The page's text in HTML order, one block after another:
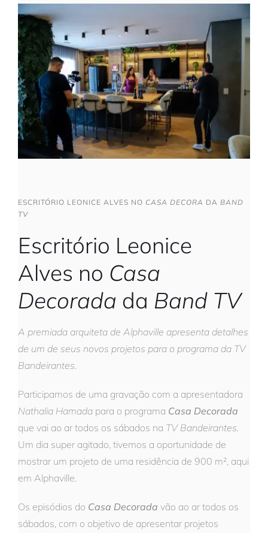
ESCRITÓRIO LEONICE ALVES NO CASA DECORA DA BAND
TV
Escritório Leonice
Alves no Casa
Decorada da Band TV
A premiada arquiteta de Alphaville apresenta detalhes
de um de seus novos projetos para o programa da TV
Bandeirantes.
Participamos de uma gravação com a apresentadora
Nathalia Hamadapara o programa Casa Decorada
que vai ao ar todos os sábados na TV Bandeirantes.
Um dia super agitado, tivemos a oportunidade de
mostrar um projeto de uma residência de 900 m², aqui
em Alphaville.
Os episódios do Casa Decorada vão ao ar todos os
sábados, com o objetivo de apresentar projetos